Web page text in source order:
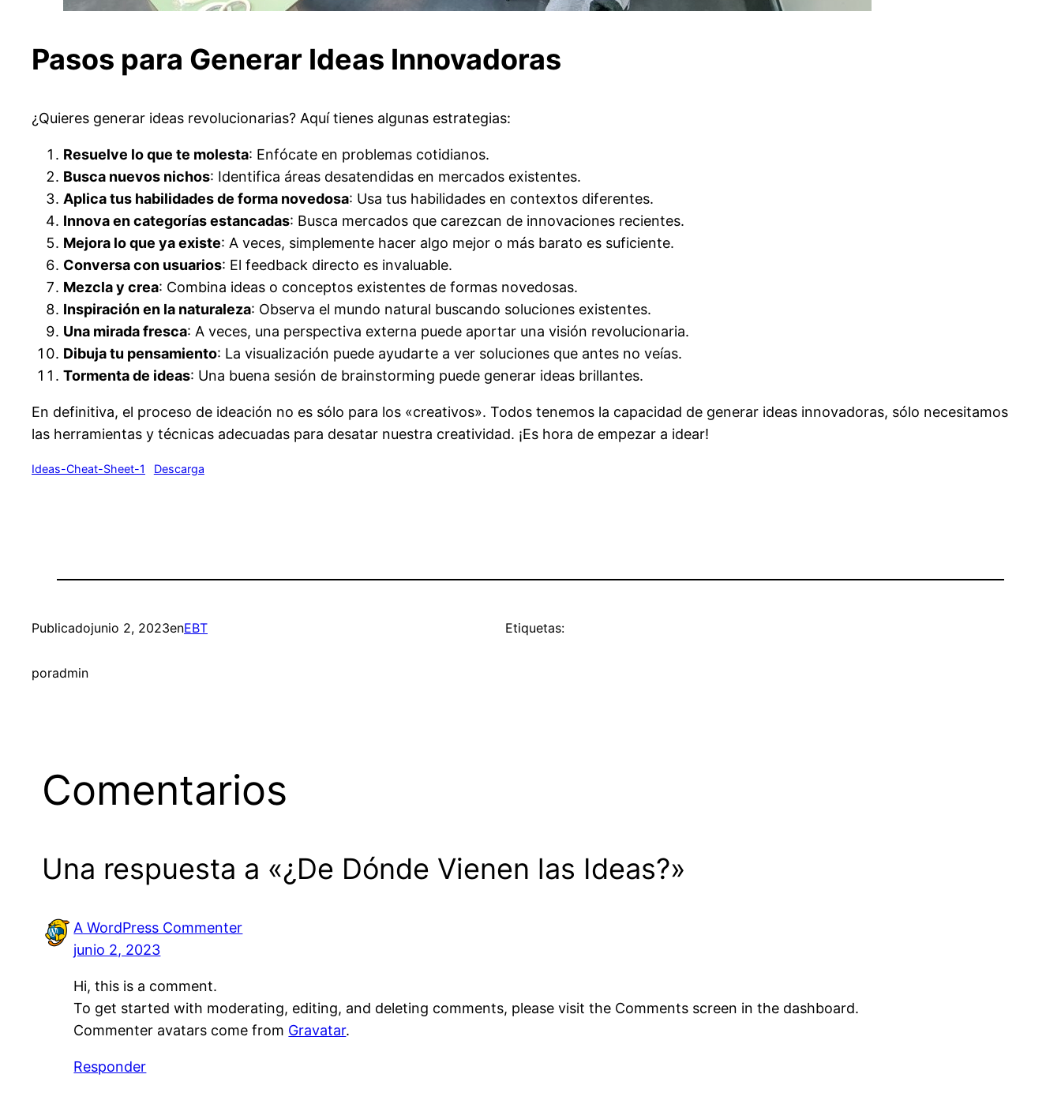
Pasos para Generar Ideas Innovadoras
¿Quieres generar ideas revolucionarias? Aquí tienes algunas estrategias:
Resuelve lo que te molesta: Enfócate en problemas cotidianos.
Busca nuevos nichos: Identifica áreas desatendidas en mercados existentes.
Aplica tus habilidades de forma novedosa: Usa tus habilidades en contextos diferentes.
Innova en categorías estancadas: Busca mercados que carezcan de innovaciones recientes.
Mejora lo que ya existe: A veces, simplemente hacer algo mejor o más barato es suficiente.
Conversa con usuarios: El feedback directo es invaluable.
Mezcla y crea: Combina ideas o conceptos existentes de formas novedosas.
Inspiración en la naturaleza: Observa el mundo natural buscando soluciones existentes.
Una mirada fresca: A veces, una perspectiva externa puede aportar una visión revolucionaria.
Dibuja tu pensamiento: La visualización puede ayudarte a ver soluciones que antes no veías.
Tormenta de ideas: Una buena sesión de brainstorming puede generar ideas brillantes.
En definitiva, el proceso de ideación no es sólo para los «creativos». Todos tenemos la capacidad de generar ideas innovadoras, sólo necesitamos
las herramientas y técnicas adecuadas para desatar nuestra creatividad. ¡Es hora de empezar a idear!
Ideas-Cheat-Sheet-1 Descarga
Publicadojunio 2, 2023enEBT
poradmin
Etiquetas:
Comentarios
Una respuesta a «¿De Dónde Vienen las Ideas?»
A WordPress Commenter
junio 2, 2023
Hi, this is a comment.
To get started with moderating, editing, and deleting comments, please visit the Comments screen in the dashboard.
Commenter avatars come from Gravatar.
Responder